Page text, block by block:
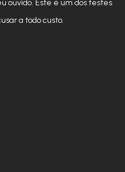
ouvido. Este é um dos testes
a todo custo.